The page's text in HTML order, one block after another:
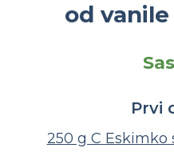
od
Prvi
250 g C